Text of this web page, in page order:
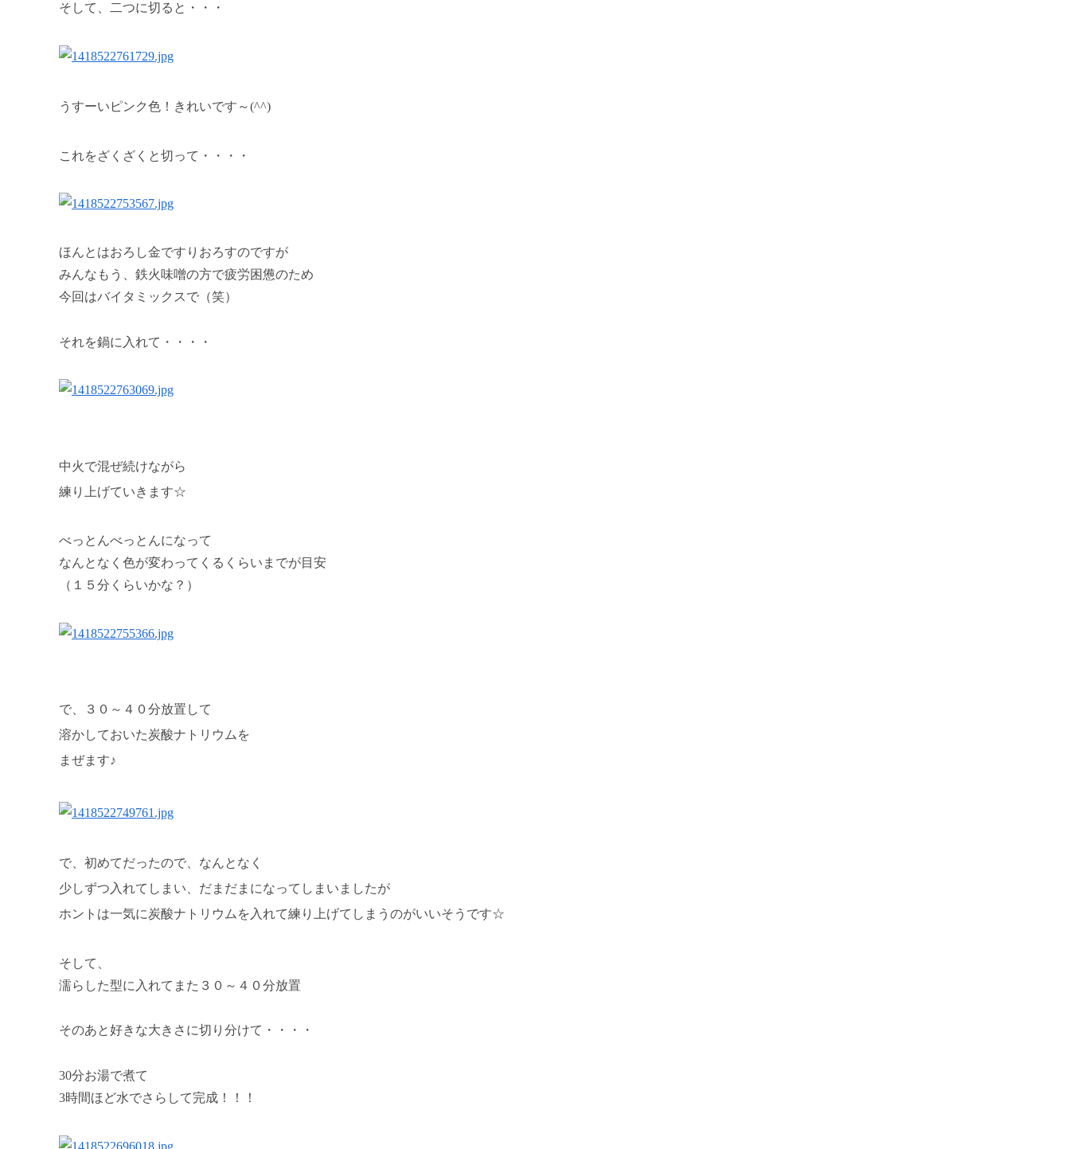
そして、二つに切ると・・・
うすーいピンク色！きれいです～(^^)
これをざくざくと切って・・・・
ほんとはおろし金ですりおろすのですが
みんなもう、鉄火味噌の方で疲労困憊のため
今回はバイタミックスで（笑）
それを鍋に入れて・・・・
中火で混ぜ続けながら
練り上げていきます☆
べっとんべっとんになって
なんとなく色が変わってくるくらいまでが目安
（１５分くらいかな？）
で、３０～４０分放置して
溶かしておいた炭酸ナトリウムを
まぜます♪
で、初めてだったので、なんとなく
少しずつ入れてしまい、だまだまになってしまいましたが
ホントは一気に炭酸ナトリウムを入れて練り上げてしまうのがいいそうです☆
そして、
濡らした型に入れてまた３０～４０分放置
そのあと好きな大きさに切り分けて・・・・
30分お湯で煮て
3時間ほど水でさらして完成！！！